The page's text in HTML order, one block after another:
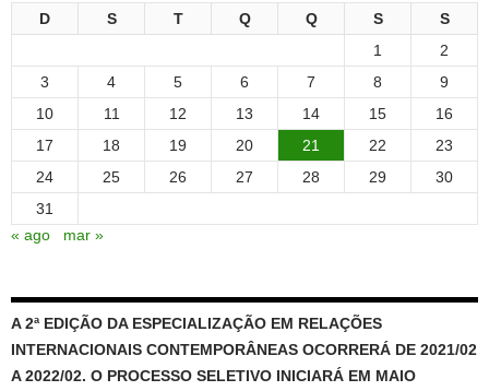
D S T Q Q S
S
1
2
3
4 5 6 7 8
9
10
11 12 13 14 15
16
17
18 19 20 21 22
23
24
25 26 27 28 29
30
31
« ago
mar »
A 2ª EDIÇÃO DA ESPECIALIZAÇÃO EM RELAÇÕES
INTERNACIONAIS CONTEMPORÂNEAS OCORRERÁ DE 2021/02
A 2022/02. O PROCESSO SELETIVO INICIARÁ EM MAIO